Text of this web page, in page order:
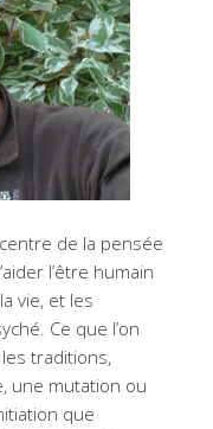
de la pensée
l’être humain
vie, et les
Ce que l’on
traditions,
une mutation ou
que